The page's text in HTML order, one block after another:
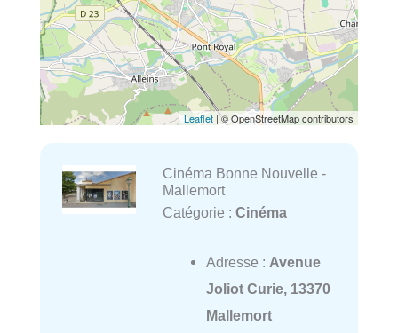
Leaflet | © OpenStreetMap contributors
Cinéma Bonne Nouvelle -
Mallemort
Catégorie : Cinéma
Adresse : Avenue
Joliot Curie, 13370
Mallemort